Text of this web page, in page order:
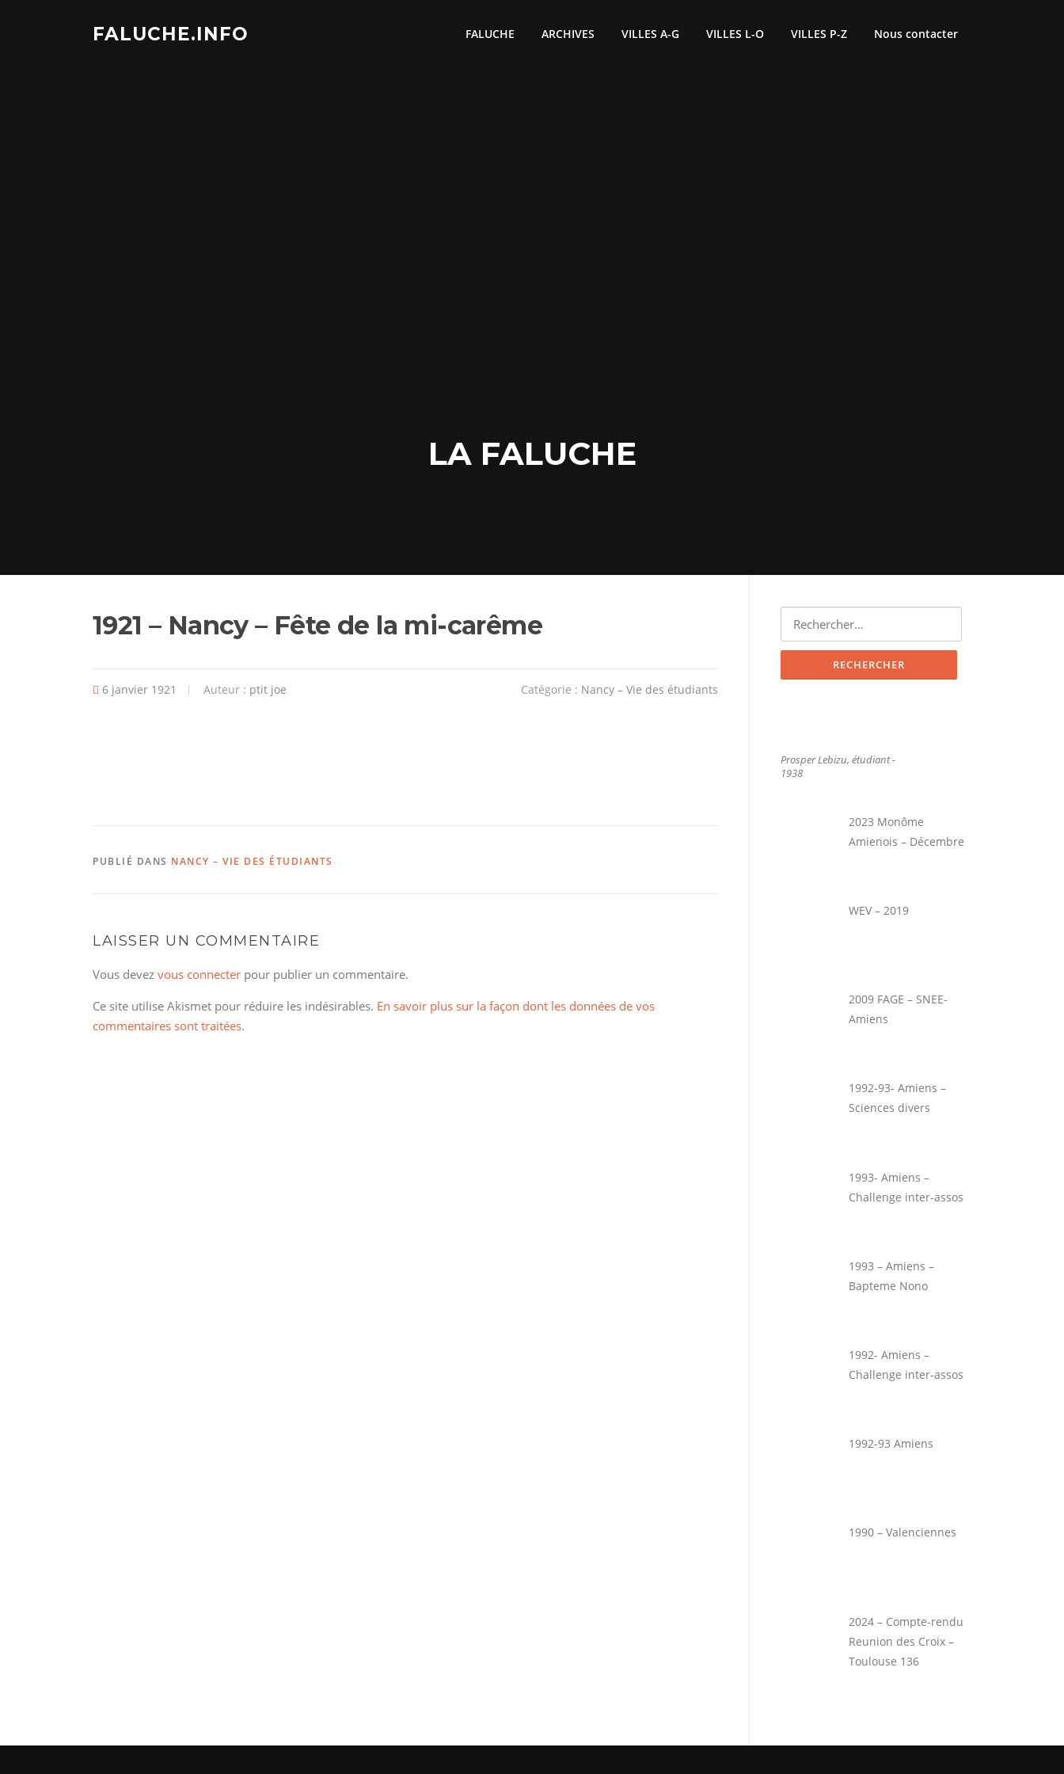
FALUCHE.INFO FALUCHE ARCHIVES VILLES A-G VILLES L-O VILLES P-Z Nous contacter
LA FALUCHE
1921 – Nancy – Fête de la mi-carême
6 janvier 1921 Auteur : ptit joe Catégorie : Nancy – Vie des étudiants
PUBLIÉ DANS NANCY – VIE DES ÉTUDIANTS
LAISSER UN COMMENTAIRE
Vous devez vous connecter pour publier un commentaire.
Ce site utilise Akismet pour réduire les indésirables. En savoir plus sur la façon dont les données de vos
commentaires sont traitées.
Prosper Lebizu, étudiant -
1938
2023 Monôme
Amienois – Décembre
WEV – 2019
2009 FAGE – SNEE-
Amiens
1992-93- Amiens –
Sciences divers
1993- Amiens –
Challenge inter-assos
1993 – Amiens –
Bapteme Nono
1992- Amiens –
Challenge inter-assos
1992-93 Amiens
1990 – Valenciennes
2024 – Compte-rendu
Reunion des Croix –
Toulouse 136